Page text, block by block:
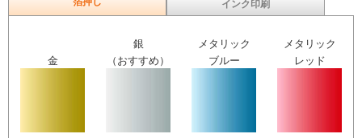
インク印刷
金
銀
（おすすめ）
メタリック
ブルー
メタリック
レッド